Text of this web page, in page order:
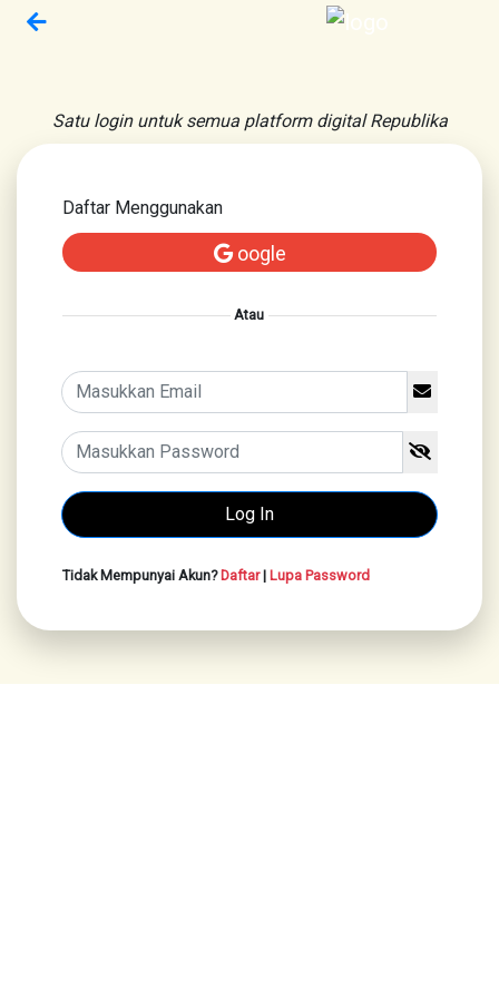
Satu login untuk semua platform digital Republika
Daftar Menggunakan
oogle
Atau
Tidak Mempunyai Akun?Daftar| Lupa Password